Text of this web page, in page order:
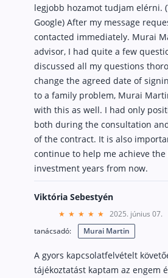
legjobb hozamot tudjam elérni.
Google) After my message
contacted immediately. Murai
advisor, I had quite a few
discussed all my questions
change the agreed date of
to a family problem, Murai
with this as well. I had only
both during the consultation
of the contract. It is also
continue to help me achieve
investment years from now.
Viktória Sebestyén
2025. június 07.
tanácsadó:
Murai Martin
A gyors kapcsolatfelvételt
tájékoztatást kaptam az engem